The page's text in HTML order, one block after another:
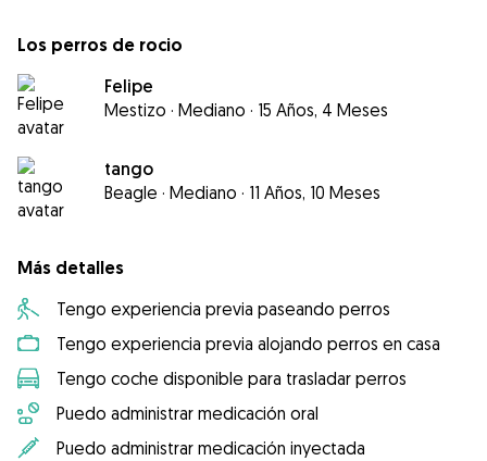
Los perros de rocio
Felipe
Mestizo · Mediano · 15 Años, 4 Meses
tango
Beagle · Mediano · 11 Años, 10 Meses
Más detalles
Tengo experiencia previa paseando perros
Tengo experiencia previa alojando perros en casa
Tengo coche disponible para trasladar perros
Puedo administrar medicación oral
Puedo administrar medicación inyectada